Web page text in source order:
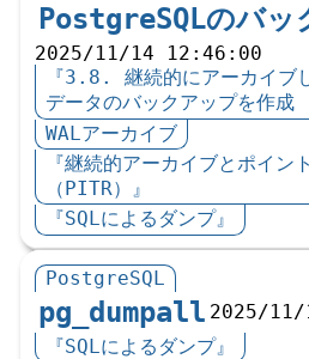
PostgreSQLのバッ
2025/11/14 12:46:00
『3.8. 継続的にアーカイ
データのバックアップを作
WALアーカイブ
『継続的アーカイブとポイン
（PITR）』
『SQLによるダンプ』
PostgreSQL
pg_dumpall 2025/
『SQLによるダンプ』